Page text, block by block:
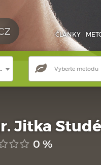
ČLÁNKY
Vyberte metodu
Jitka
0 %